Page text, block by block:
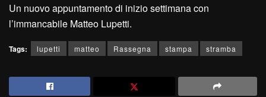
Un nuovo appuntamento di inizio settimana con
l’immancabile Matteo Lupetti.
Tags: lupetti matteo Rassegna stampa stramba